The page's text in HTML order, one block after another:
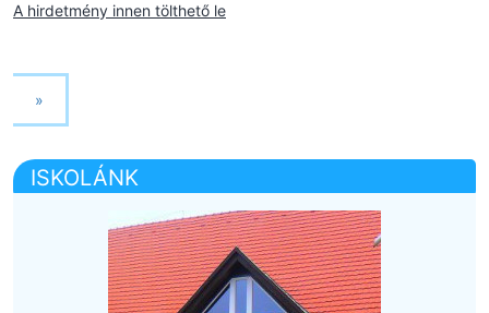
A hirdetmény innen tölthető le
»
ISKOLÁNK